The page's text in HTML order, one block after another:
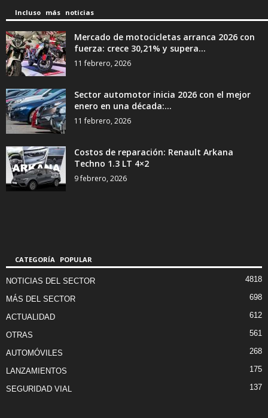
Incluso más noticias
Mercado de motocicletas arranca 2026 con
fuerza: crece 30,21% y supera...
11 febrero, 2026
Sector automotor inicia 2026 con el mejor
enero en una década:...
11 febrero, 2026
Costos de reparación: Renault Arkana
Techno 1.3 LT 4×2
9 febrero, 2026
CATEGORÍA POPULAR
NOTICIAS DEL SECTOR 4818
MÁS DEL SECTOR 698
ACTUALIDAD 612
OTRAS 561
AUTOMÓVILES 268
LANZAMIENTOS 175
SEGURIDAD VIAL 137